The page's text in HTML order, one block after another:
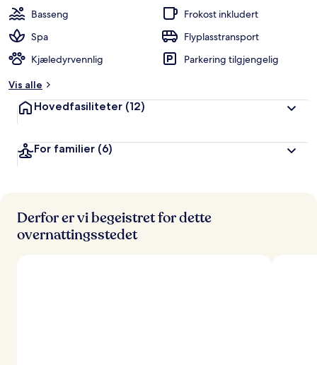
v
e
Basseng
Frokost inkludert
Spa
Flyplasstransport
Kjæledyrvennlig
Parkering tilgjengelig
Vis alle
Hovedfasiliteter (12)
For familier (6)
Derfor er vi begeistret for dette
overnattingsstedet